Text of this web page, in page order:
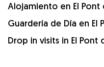
Alojamiento en El Pont
Guardería de Día en El
Drop in visits in El Pont